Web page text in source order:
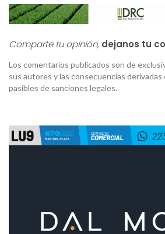
Comparte tu opinión, dejanos tu
Los comentarios publicados son de
sus autores y las consecuencias
pasibles de sanciones legales.